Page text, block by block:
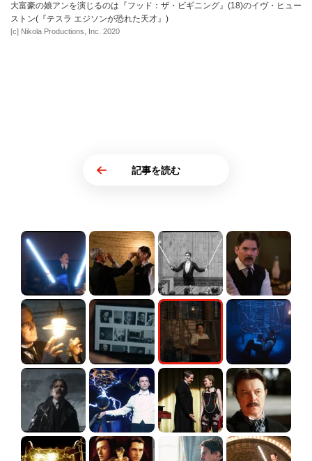
大富豪の娘アンを演じるのは『フッド：ザ・ビギニング』(18)のイヴ・ヒュー
ストン(『テスラ エジソンが恐れた天才』)
[c] Nikola Productions, Inc. 2020
記事を読む